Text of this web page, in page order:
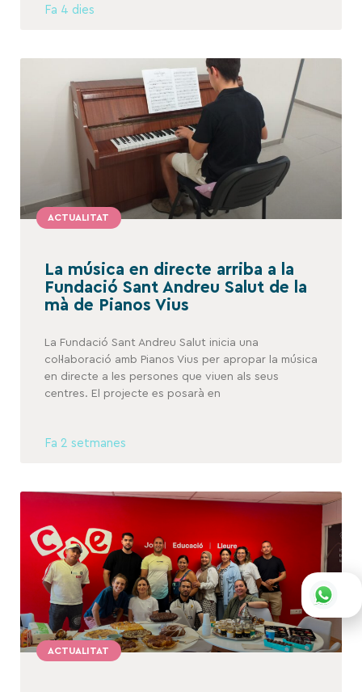
Fa 4 dies
ACTUALITAT
La música en directe arriba a la
Fundació Sant Andreu Salut de la
mà de Pianos Vius
La Fundació Sant Andreu Salut inicia una
col·laboració amb Pianos Vius per apropar la música
en directe a les persones que viuen als seus
centres. El projecte es posarà en
Fa 2 setmanes
ACTUALITAT